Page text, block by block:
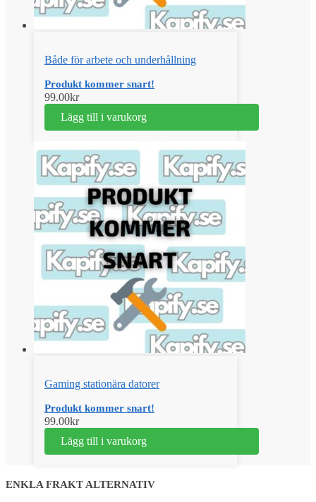
Både för arbete och underhållning
Produkt kommer snart!
99.00kr
Lägg till i varukorg
Gaming stationära datorer
Produkt kommer snart!
99.00kr
Lägg till i varukorg
ENKLA FRAKT ALTERNATIV